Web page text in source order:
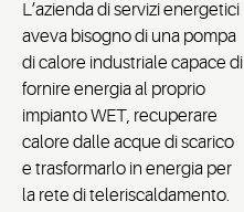
L’azienda di servizi energetici
aveva bisogno di una pompa
di calore industriale capace di
fornire energia al proprio
impianto WET, recuperare
calore dalle acque di scarico
e trasformarlo in energia per
la rete di teleriscaldamento.